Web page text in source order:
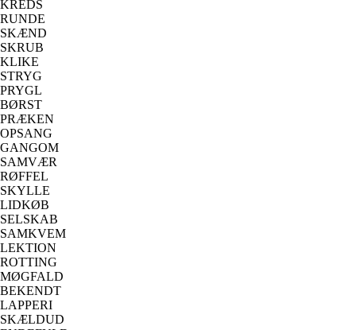
KREDS
RUNDE
SKÆND
SKRUB
KLIKE
STRYG
PRYGL
BØRST
PRÆKEN
OPSANG
GANGOM
SAMVÆR
RØFFEL
SKYLLE
LIDKØB
SELSKAB
SAMKVEM
LEKTION
ROTTING
MØGFALD
BEKENDT
LAPPERI
SKÆLDUD